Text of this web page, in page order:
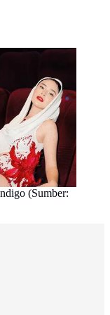
(Sumber: